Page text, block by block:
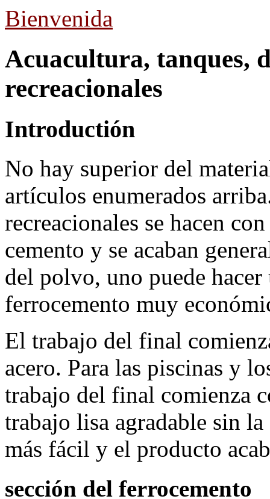
Bienvenida
Acuacultura, tanques,
recreacionales
Introductión
No hay superior del
artículos enumerados
recreacionales se hacen
cemento y se acaban
del polvo, uno puede
ferrocemento muy
El trabajo del final
acero. Para las piscinas y
trabajo del final comienza
trabajo lisa agradable sin
más fácil y el producto
sección del ferrocemento